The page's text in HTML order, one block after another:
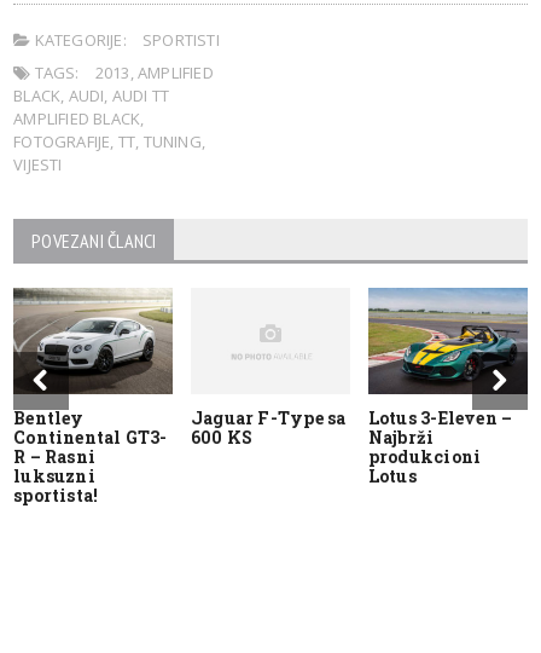
KATEGORIJE:
SPORTISTI
TAGS:
2013,AMPLIFIED
BLACK, AUDI, AUDI TT
AMPLIFIED BLACK,
FOTOGRAFIJE, TT, TUNING,
VIJESTI
POVEZANI ČLANCI
Bentley
Continental GT3-
R – Rasni
luksuzni
sportista!
Jaguar F-Type sa
600 KS
Lotus 3-Eleven –
Najbrži
produkcioni
Lotus